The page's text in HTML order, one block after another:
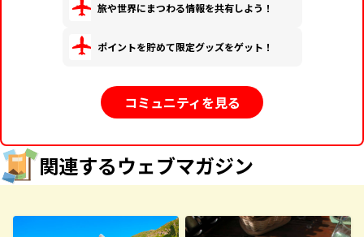
旅や世界にまつわる情報を共有しよう！
ポイントを貯めて限定グッズをゲット！
コミュニティを見る
関連するウェブマガジン